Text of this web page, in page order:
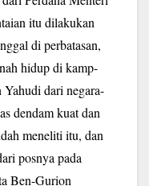
itu dilakukan
di perbatasan,
hidup di kamp-
dari negara-
dendam kuat dan
meneliti itu, dan
posnya pada
Ben-Gurion